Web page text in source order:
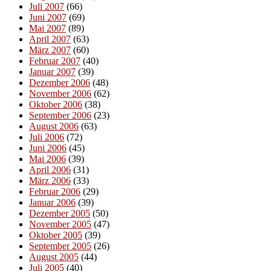
Juli 2007 (66)
Juni 2007 (69)
Mai 2007 (89)
April 2007 (63)
März 2007 (60)
Februar 2007 (40)
Januar 2007 (39)
Dezember 2006 (48)
November 2006 (62)
Oktober 2006 (38)
September 2006 (23)
August 2006 (63)
Juli 2006 (72)
Juni 2006 (45)
Mai 2006 (39)
April 2006 (31)
März 2006 (33)
Februar 2006 (29)
Januar 2006 (39)
Dezember 2005 (50)
November 2005 (47)
Oktober 2005 (39)
September 2005 (26)
August 2005 (44)
Juli 2005 (40)